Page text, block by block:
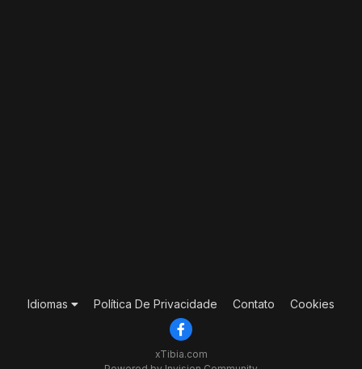
Idiomas Política De Privacidade Contato Cookies
xTibia.com